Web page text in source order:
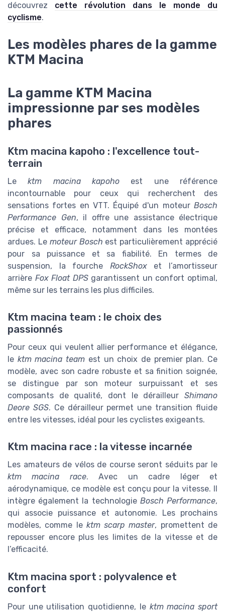
découvrez cette révolution dans le monde du
cyclisme.
Les modèles phares de la gamme
KTM Macina
La gamme KTM Macina
impressionne par ses modèles
phares
Ktm macina kapoho : l'excellence tout-
terrain
Lektm macina kapoho est une référence
incontournable pour ceux qui recherchent des
sensations fortes en VTT. Équipé d'un moteur Bosch
Performance Gen, il offre une assistance électrique
précise et efficace, notamment dans les montées
ardues. Le moteur Bosch est particulièrement apprécié
pour sa puissance et sa fiabilité. En termes de
suspension, la fourche RockShoxet l’amortisseur
arrière Fox Float DPSgarantissent un confort optimal,
même sur les terrains les plus difficiles.
Ktm macina team : le choix des
passionnés
Pour ceux qui veulent allier performance et élégance,
le ktm macina team est un choix de premier plan. Ce
modèle, avec son cadre robuste et sa finition soignée,
se distingue par son moteur surpuissant et ses
composants de qualité, dont le dérailleur Shimano
Deore SGS. Ce dérailleur permet une transition fluide
entre les vitesses, idéal pour les cyclistes exigeants.
Ktm macina race : la vitesse incarnée
Les amateurs de vélos de course seront séduits par le
ktm macina race. Avec un cadre léger et
aérodynamique, ce modèle est conçu pour la vitesse. Il
intègre également la technologie Bosch Performance,
qui associe puissance et autonomie. Les prochains
modèles, comme le ktm scarp master, promettent de
repousser encore plus les limites de la vitesse et de
l’efficacité.
Ktm macina sport : polyvalence et
confort
Pour une utilisation quotidienne, le ktm macina sport